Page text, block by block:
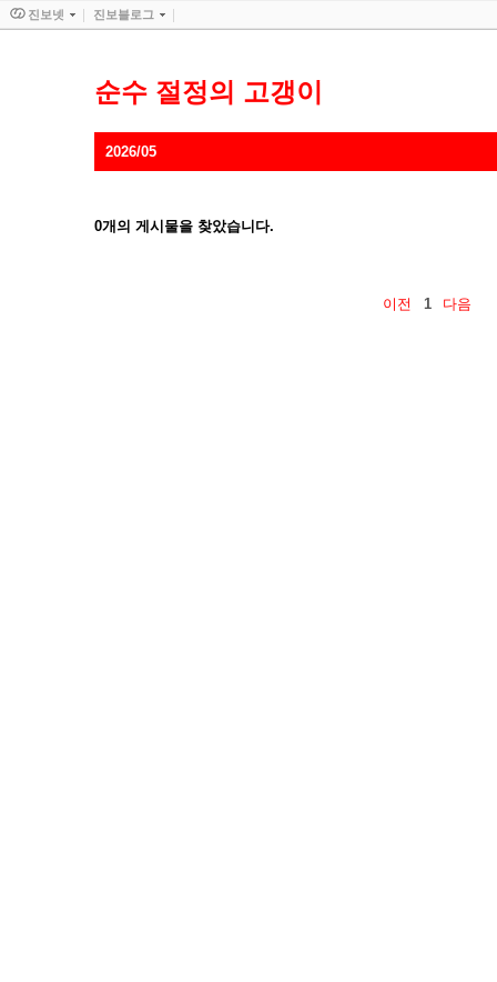
순수 절정의 고갱이
2026/05
0개의 게시물을 찾았습니다.
이전 1 다음
진보넷 진보블로그